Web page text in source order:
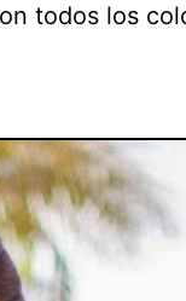
todos los